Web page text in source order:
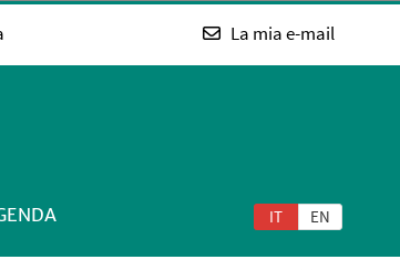
La mia e-mail
IT EN